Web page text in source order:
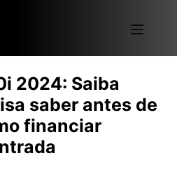
2024: Saiba
saber antes de
financiar